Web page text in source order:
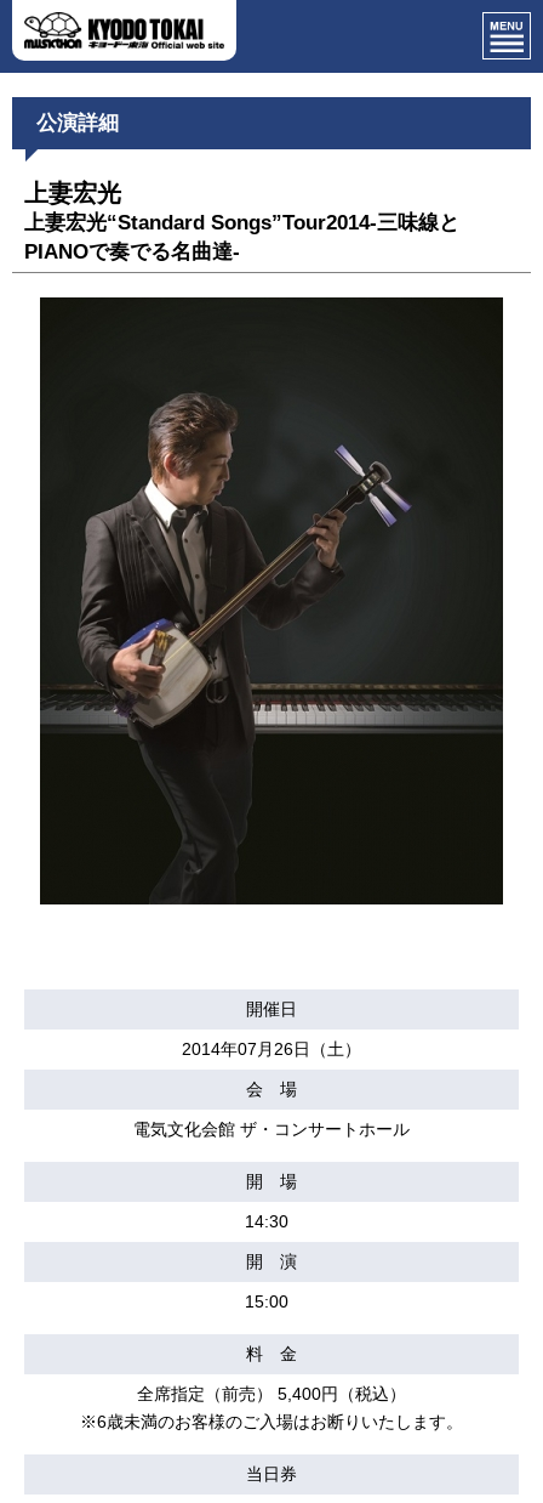
公演詳細
上妻宏光
上妻宏光“Standard Songs”Tour2014-三味線と
PIANOで奏でる名曲達-
開催日
2014年07月26日（土）
会 場
電気文化会館 ザ・コンサートホール
開 場
14:30
開 演
15:00
料 金
全席指定（前売） 5,400円（税込）
※6歳未満のお客様のご入場はお断りいたします。
当日券